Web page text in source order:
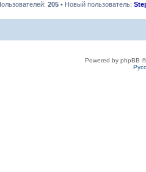
205 • Новый пользователь:
Powered by phpBB